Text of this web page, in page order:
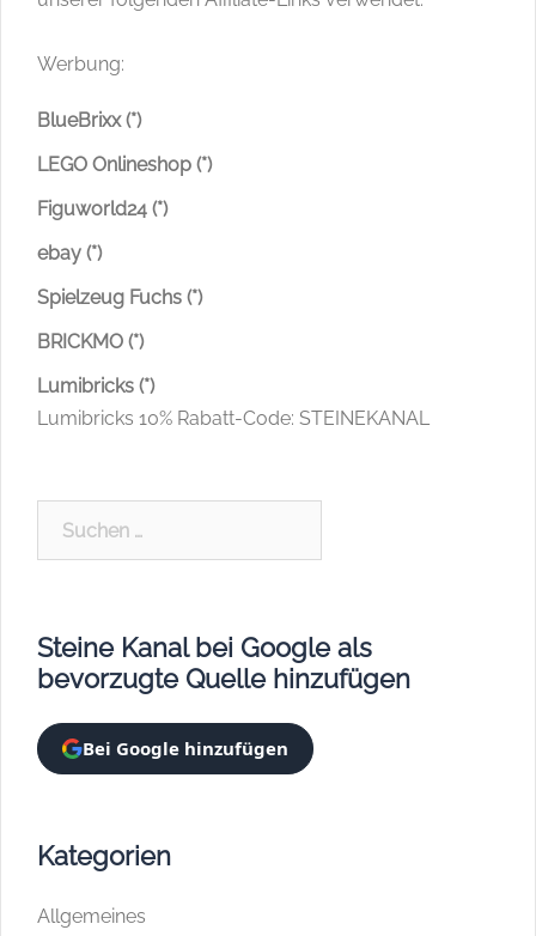
Werbung:
BlueBrixx (*)
LEGO Onlineshop (*)
Figuworld24 (*)
ebay (*)
Spielzeug Fuchs (*)
BRICKMO (*)
Lumibricks (*)
Lumibricks 10% Rabatt-Code: STEINEKANAL
Steine Kanal bei Google als
bevorzugte Quelle hinzufügen
Bei Google hinzufügen
Kategorien
Allgemeines